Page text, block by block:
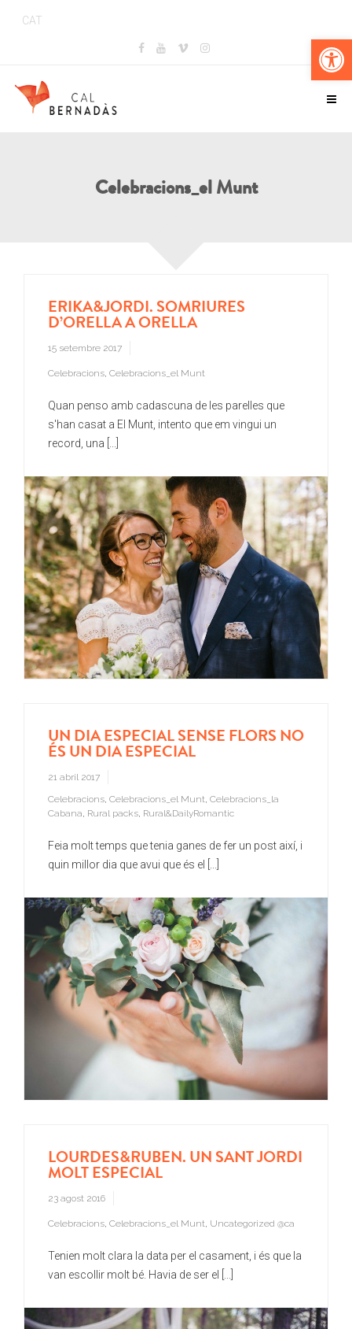
CAT
Celebracions_el Munt
ERIKA&JORDI. SOMRIURES
D’ORELLA A ORELLA
15 setembre 2017
Celebracions, Celebracions_el Munt
Quan penso amb cadascuna de les parelles que
s'han casat a El Munt, intento que em vingui un
record, una [...]
UN DIA ESPECIAL SENSE FLORS NO
ÉS UN DIA ESPECIAL
21 abril 2017
Celebracions, Celebracions_el Munt, Celebracions_la
Cabana, Rural packs, Rural&DailyRomantic
Feia molt temps que tenia ganes de fer un post així, i
quin millor dia que avui que és el [...]
LOURDES&RUBEN. UN SANT JORDI
MOLT ESPECIAL
23 agost 2016
Celebracions, Celebracions_el Munt, Uncategorized @ca
Tenien molt clara la data per el casament, i és que la
van escollir molt bé. Havia de ser el [...]